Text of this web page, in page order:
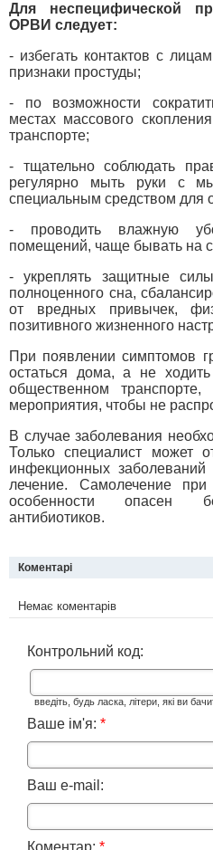
Для неспецифической
ОРВИ следует:
- избегать контактов с
признаки простуды;
- по возможности
местах массового
транспорте;
- тщательно соблюдать
регулярно мыть руки с
специальным средством для
- проводить влажную
помещений, чаще бывать на
- укреплять защитные
полноценного сна,
от вредных привычек,
позитивного жизненного
При появлении симптомов
остаться дома, а не
общественном
мероприятия, чтобы не
В случае заболевания
Только специалист может
инфекционных
лечение. Самолечение
особенности опасен
антибиотиков.
Коментарі
Немає коментарів
Контрольний код:
введіть, будь ласка, літери, які ви
Ваше ім'я: *
Ваш e-mail:
Коментар: *